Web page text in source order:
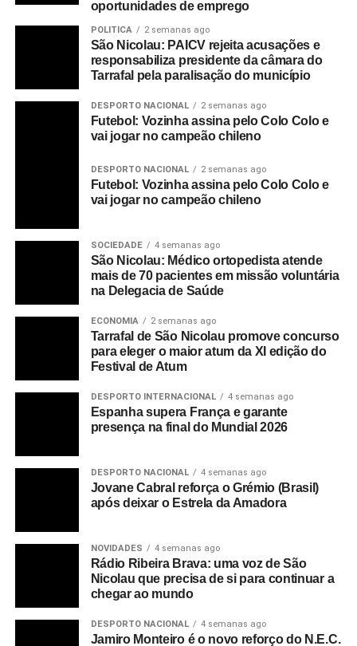
oportunidades de emprego
POLITICA 2 semanas ago
São Nicolau: PAICV rejeita acusações e
responsabiliza presidente da câmara do
Tarrafal pela paralisação do município
DESPORTO NACIONAL 2 semanas ago
Futebol: Vozinha assina pelo Colo Colo e
vai jogar no campeão chileno
DESPORTO NACIONAL 2 semanas ago
Futebol: Vozinha assina pelo Colo Colo e
vai jogar no campeão chileno
SOCIEDADE 4 semanas ago
São Nicolau: Médico ortopedista atende
mais de 70 pacientes em missão voluntária
na Delegacia de Saúde
ECONOMIA 2 semanas ago
Tarrafal de São Nicolau promove concurso
para eleger o maior atum da XI edição do
Festival de Atum
DESPORTO INTERNACIONAL 4 semanas ago
Espanha supera França e garante
presença na final do Mundial 2026
DESPORTO NACIONAL 4 semanas ago
Jovane Cabral reforça o Grémio (Brasil)
após deixar o Estrela da Amadora
NOVIDADES 4 semanas ago
Rádio Ribeira Brava: uma voz de São
Nicolau que precisa de si para continuar a
chegar ao mundo
DESPORTO NACIONAL 4 semanas ago
Jamiro Monteiro é o novo reforço do N.E.C.